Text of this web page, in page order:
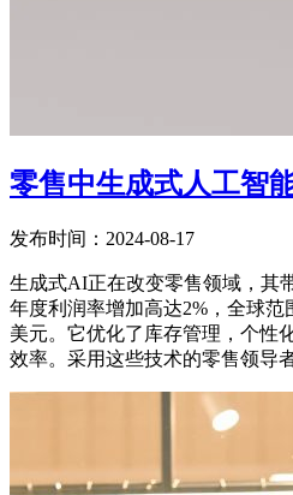
零售中生成式人工智
发布时间：2024-08-17
生成式AI正在改变零售领域，其
年度利润率增加高达2%，全球范
美元。它优化了库存管理，个性
效率。采用这些技术的零售领